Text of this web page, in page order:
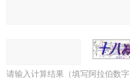
请输入计算结果（填写阿拉伯数